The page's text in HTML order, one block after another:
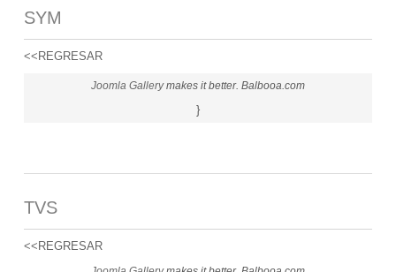
SYM
<<REGRESAR
Joomla Gallerymakes it better. Balbooa.com
}
TVS
<<REGRESAR